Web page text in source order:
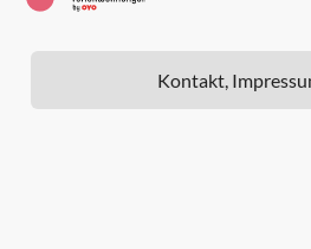
Kontakt,